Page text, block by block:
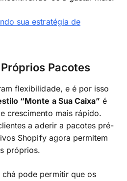
sua estratégia de
Pacotes
flexibilidade, e é por isso
“Monte a Sua Caixa” é
crescimento mais rápido.
a aderir a pacotes pré-
Shopify agora permitem
próprios.
chá pode permitir que os